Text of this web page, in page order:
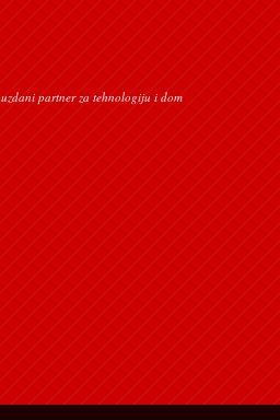
partner za tehnologiju i dom